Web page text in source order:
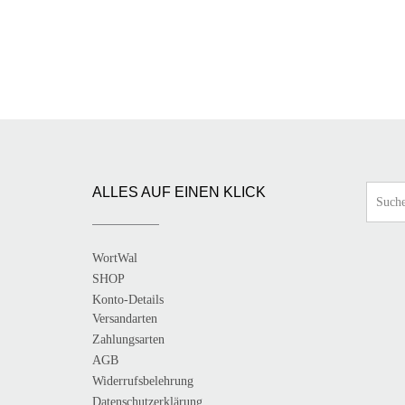
ALLES AUF EINEN KLICK
WortWal
SHOP
Konto-Details
Versandarten
Zahlungsarten
AGB
Widerrufsbelehrung
Datenschutzerklärung